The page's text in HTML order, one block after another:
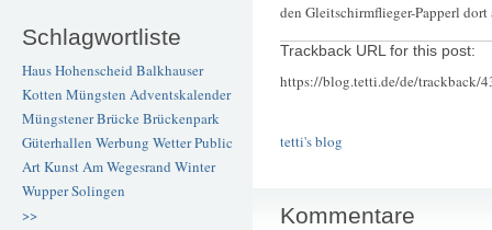
Schlagwortliste
Haus Hohenscheid Balkhauser
Kotten Müngsten Adventskalender
Müngstener BrückeBrückenpark
Güterhallen Werbung WetterPublic
ArtKunstAm Wegesrand Winter
WupperSolingen
>>
den Gleitschirmflieger-Papperl dort
Trackback URL for this post:
https://blog.tetti.de/de/trackback/
tetti's blog
Kommentare